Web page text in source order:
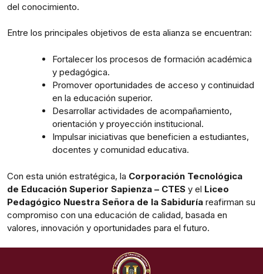
del conocimiento.
Entre los principales objetivos de esta alianza se encuentran:
Fortalecer los procesos de formación académica
y pedagógica.
Promover oportunidades de acceso y continuidad
en la educación superior.
Desarrollar actividades de acompañamiento,
orientación y proyección institucional.
Impulsar iniciativas que beneficien a estudiantes,
docentes y comunidad educativa.
Con esta unión estratégica, la Corporación Tecnológica
de Educación Superior Sapienza – CTES y el Liceo
Pedagógico Nuestra Señora de la Sabiduría reafirman su
compromiso con una educación de calidad, basada en
valores, innovación y oportunidades para el futuro.